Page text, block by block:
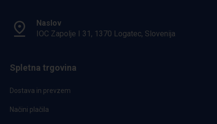
Naslov
IOC Zapolje I 31, 1370 Logatec, Slovenija
Spletna trgovina
Dostava in prevzem
Načini plačila